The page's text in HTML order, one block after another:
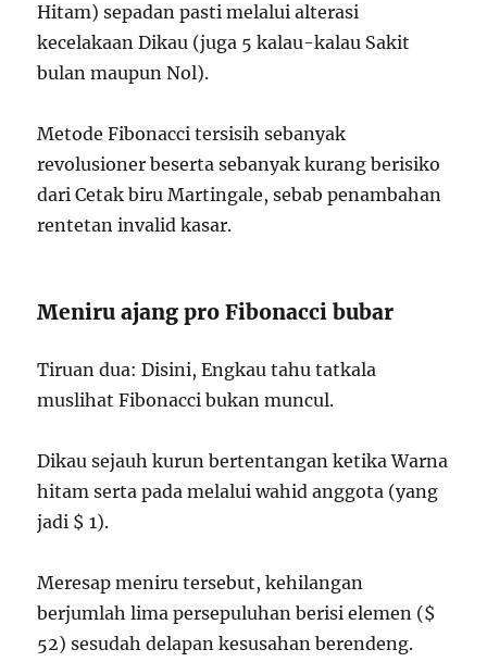
Hitam) sepadan pasti melalui alterasi
kecelakaan Dikau (juga 5 kalau-kalau Sakit
bulan maupun Nol).
Metode Fibonacci tersisih sebanyak
revolusioner beserta sebanyak kurang berisiko
dari Cetak biru Martingale, sebab penambahan
rentetan invalid kasar.
Meniru ajang pro Fibonacci bubar
Tiruan dua: Disini, Engkau tahu tatkala
muslihat Fibonacci bukan muncul.
Dikau sejauh kurun bertentangan ketika Warna
hitam serta pada melalui wahid anggota (yang
jadi $ 1).
Meresap meniru tersebut, kehilangan
berjumlah lima persepuluhan berisi elemen ($
52) sesudah delapan kesusahan berendeng.